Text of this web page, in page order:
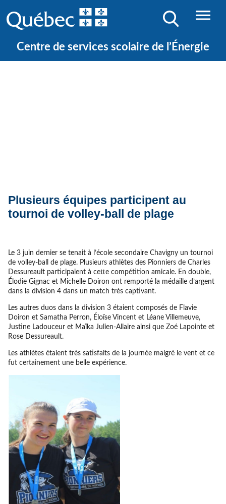
Centre de services scolaire de l’Énergie
Plusieurs équipes participent au
tournoi de volley-ball de plage
Le 3 juin dernier se tenait à l’école secondaire Chavigny un tournoi
de volley-ball de plage. Plusieurs athlètes des Pionniers de Charles
Dessureault participaient à cette compétition amicale. En double,
Élodie Gignac et Michelle Doiron ont remporté la médaille d’argent
dans la division 4 dans un match très captivant.
Les autres duos dans la division 3 étaient composés de Flavie
Doiron et Samatha Perron, Éloïse Vincent et Léane Villemeuve,
Justine Ladouceur et Maïka Julien-Allaire ainsi que Zoé Lapointe et
Rose Dessureault.
Les athlètes étaient très satisfaits de la journée malgré le vent et ce
fut certainement une belle expérience.